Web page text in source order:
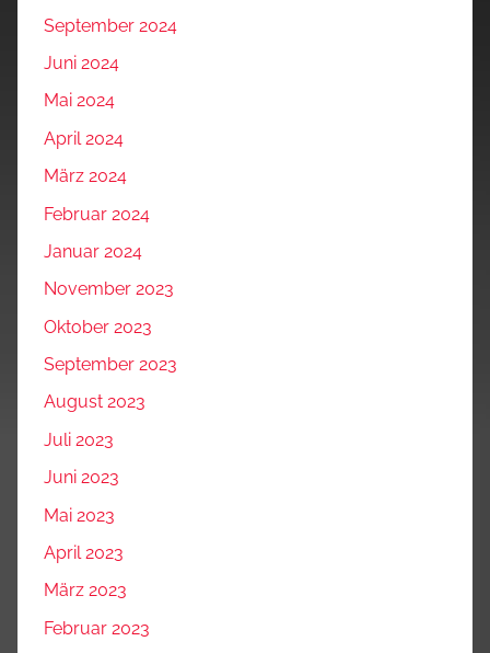
September 2024
Juni 2024
Mai 2024
April 2024
März 2024
Februar 2024
Januar 2024
November 2023
Oktober 2023
September 2023
August 2023
Juli 2023
Juni 2023
Mai 2023
April 2023
März 2023
Februar 2023